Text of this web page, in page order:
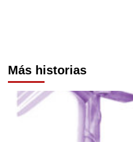
Más historias